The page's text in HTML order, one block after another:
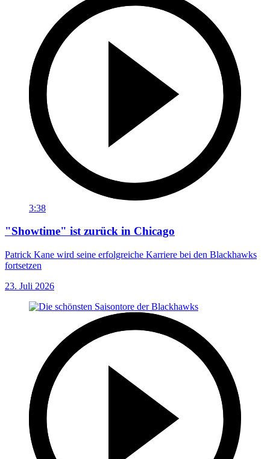
3:38
"Showtime" ist zurück in Chicago
Patrick Kane wird seine erfolgreiche Karriere bei den Blackhawks
fortsetzen
23. Juli 2026